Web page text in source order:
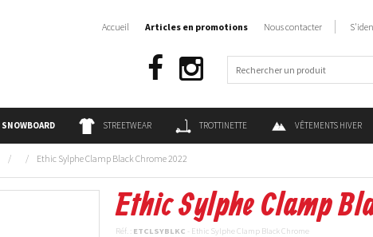
SNOWBOARD STREETWEAR TROTTINETTE VÊTEMENTS HIVER
Accueil Articles en promotions Nous contacter
/ / Ethic Sylphe Clamp Black Chrome 2022
Ethic Sylphe Clamp
Réf. : ETCLSYBLKC - Ethic Sylphe Clamp Black Chrome